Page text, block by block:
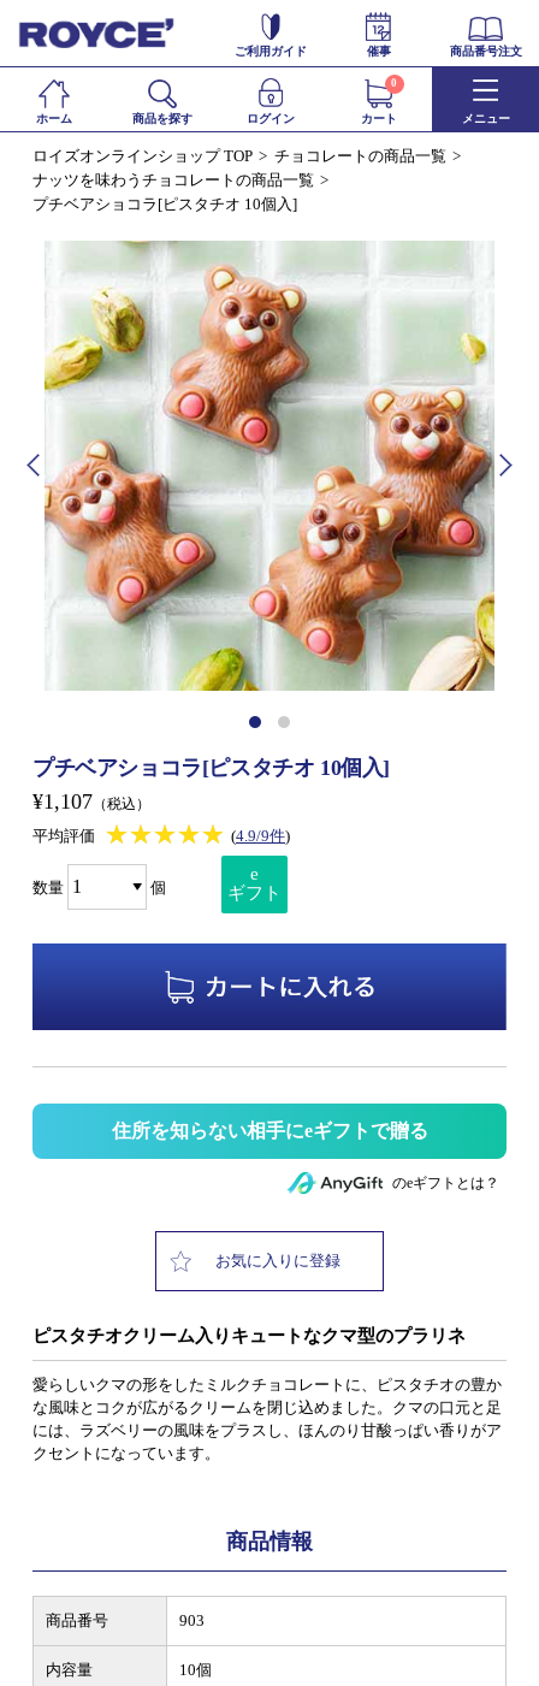
ご利用ガイド 催事 商品番号注文
ホーム 商品を探す ログイン カート
0
メニュー
ロイズオンラインショップ TOP
チョコレートの商品一覧
ナッツを味わうチョコレートの商品一覧
プチベアショコラ[ピスタチオ 10個入]
プチベアショコラ[ピスタチオ 10個入]
¥1,107 （税込）
平均評価 ★★★★★
★★★★★ (4.9/9件)
数量 個
e
ギフト
住所を知らない相手にeギフトで贈る
のeギフトとは？
お気に入りに登録
ピスタチオクリーム入りキュートなクマ型のプラリネ
愛らしいクマの形をしたミルクチョコレートに、ピスタチオの豊か
な風味とコクが広がるクリームを閉じ込めました。クマの口元と足
には、ラズベリーの風味をプラスし、ほんのり甘酸っぱい香りがア
クセントになっています。
商品情報
商品番号 903
内容量 10個